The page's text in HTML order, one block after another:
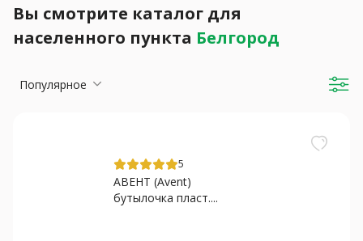
Вы смотрите каталог для
населенного пункта Белгород
Популярное
5
АВЕНТ (Avent)
бутылочка пласт....